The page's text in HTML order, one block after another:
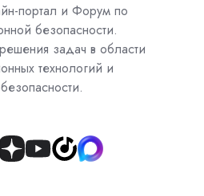
портал и Форум по
безопасности.
задач в области
технологий и
Join